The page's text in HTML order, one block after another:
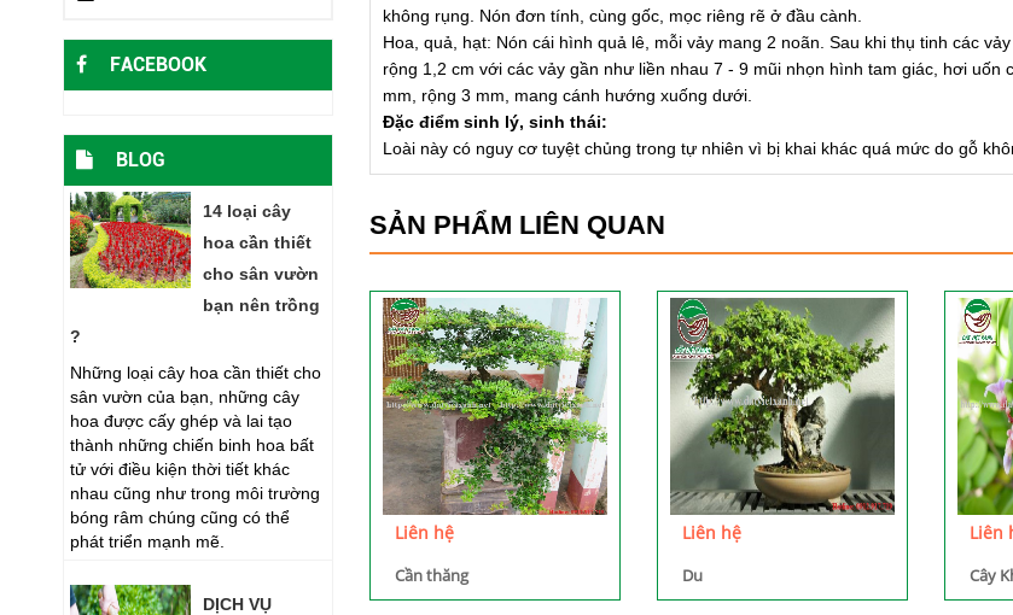
FACEBOOK
BLOG
14 loại cây
hoa cần thiết
cho sân vườn
bạn nên trồng
?
Những loại cây hoa cần thiết cho
sân vườn của bạn, những cây
hoa được cấy ghép và lai tạo
thành những chiến binh hoa bất
tử với điều kiện thời tiết khác
nhau cũng như trong môi trường
bóng râm chúng cũng có thể
phát triển mạnh mẽ.
DỊCH VỤ
không rụng. Nón đơn tính, cùng gốc, mọc riêng rẽ ở đầu cành.
Hoa, quả, hạt: Nón cái hình quả lê, mỗi vảy mang 2 noãn. Sau khi thụ tinh các
rộng 1,2 cm với các vảy gần như liền nhau 7 - 9 mũi nhọn hình tam giác, hơi
mm, rộng 3 mm, mang cánh hướng xuống dưới.
Đặc điểm sinh lý, sinh thái:
Loài này có nguy cơ tuyệt chủng trong tự nhiên vì bị khai khác quá mức do gỗ
SẢN PHẨM LIÊN QUAN
Liên hệ
Cần thăng
Liên hệ
Du
Liên
Cây